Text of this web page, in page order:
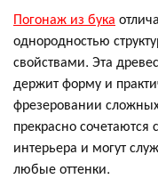
Погонаж из бука
однородностью
свойствами. Эта
держит форму и
фрезеровании
прекрасно
интерьера и могут
любые оттенки.